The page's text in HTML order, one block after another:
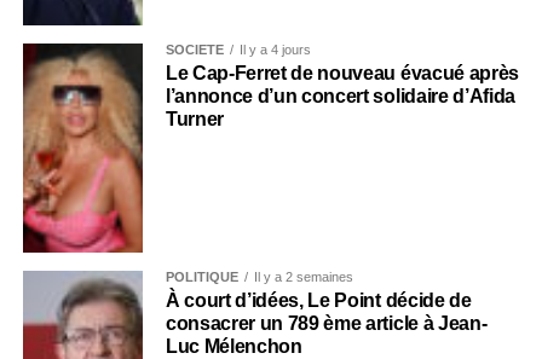
SOCIÉTÉ Il y a 4 jours
Le Cap-Ferret de nouveau évacué après
l’annonce d’un concert solidaire d’Afida
Turner
POLITIQUE Il y a 2 semaines
À court d’idées, Le Point décide de
consacrer un 789 ème article à Jean-
Luc Mélenchon